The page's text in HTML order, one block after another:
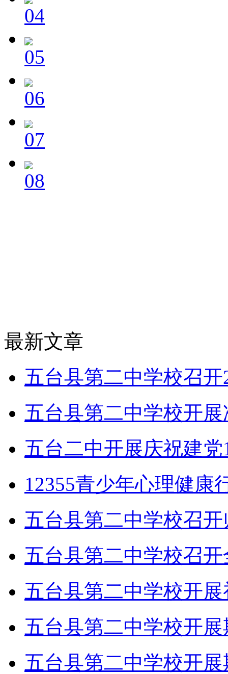
04
05
06
07
08
最新文章
五台县第二中学校召
五台县第二中学校开
五台二中开展庆祝建
12355青少年心理健康
五台县第二中学校召
五台县第二中学校召
五台县第二中学校开
五台县第二中学校开
五台县第二中学校开